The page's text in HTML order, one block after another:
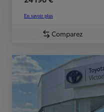
En savoir plus
Comparez